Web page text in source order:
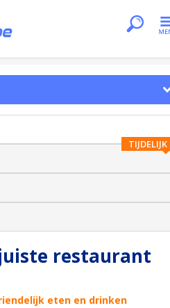
TIJDELIJK
restaurant
eten en drinken